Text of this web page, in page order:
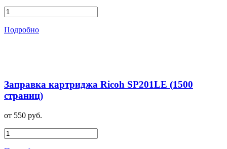
Подробно
Заправка картриджа Ricoh SP201LE (1500
страниц)
от 550 руб.